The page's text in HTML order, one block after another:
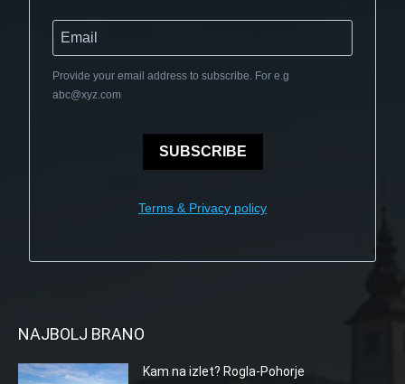
Provide your email address to subscribe. For e.g
abc@xyz.com
SUBSCRIBE
Terms & Privacy policy
NAJBOLJ BRANO
Kam na izlet? Rogla-Pohorje